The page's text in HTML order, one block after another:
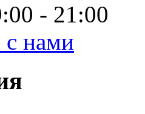
- 21:00
с нами